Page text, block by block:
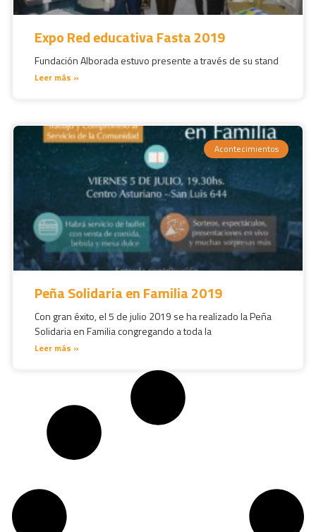
Expo Red educativa Fasta 2019
Fundación Alborada estuvo presente a través de su stand
Leer más »
Acontecimientos
Peña Solidaria en Familia 2019
Con gran éxito, el 5 de julio 2019 se ha realizado la Peña
Solidaria en Familia congregando a toda la
Leer más »